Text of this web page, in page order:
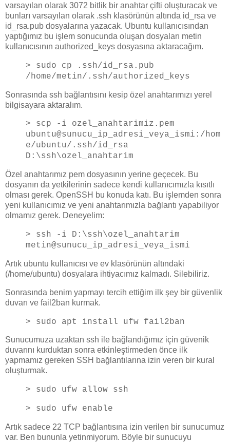
varsayılan olarak 3072 bitlik bir anahtar çifti oluşturacak ve
bunları varsayılan olarak .ssh klasörünün altında id_rsa ve
id_rsa.pub dosyalarına yazacak. Ubuntu kullanıcısından
yaptığımız bu işlem sonucunda oluşan dosyaları metin
kullanıcısının authorized_keys dosyasına aktaracağım.
> sudo cp .ssh/id_rsa.pub
/home/metin/.ssh/authorized_keys
Sonrasında ssh bağlantısını kesip özel anahtarımızı yerel
bilgisayara aktaralım.
> scp -i ozel_anahtarimiz.pem
ubuntu@sunucu_ip_adresi_veya_ismi:/hom
e/ubuntu/.ssh/id_rsa
D:\ssh\ozel_anahtarim
Özel anahtarımız pem dosyasının yerine geçecek. Bu
dosyanın da yetkilerinin sadece kendi kullanıcımızla kısıtlı
olması gerek. OpenSSH bu konuda katı. Bu işlemden sonra
yeni kullanıcımız ve yeni anahtarımızla bağlantı yapabiliyor
olmamız gerek. Deneyelim:
> ssh -i D:\ssh\ozel_anahtarim
metin@sunucu_ip_adresi_veya_ismi
Artık ubuntu kullanıcısı ve ev klasörünün altındaki
(/home/ubuntu) dosyalara ihtiyacımız kalmadı. Silebiliriz.
Sonrasında benim yapmayı tercih ettiğim ilk şey bir güvenlik
duvarı ve fail2ban kurmak.
> sudo apt install ufw fail2ban
Sunucumuza uzaktan ssh ile bağlandığımız için güvenik
duvarını kurduktan sonra etkinleştirmeden önce ilk
yapmamız gereken SSH bağlantılarına izin veren bir kural
oluşturmak.
> sudo ufw allow ssh
> sudo ufw enable
Artık sadece 22 TCP bağlantısına izin verilen bir sunucumuz
var. Ben bununla yetinmiyorum. Böyle bir sunucuyu